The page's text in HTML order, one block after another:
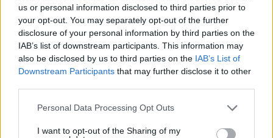
us or personal information disclosed to third parties prior to
your opt-out. You may separately opt-out of the further
disclosure of your personal information by third parties on the
IAB’s list of downstream participants. This information may
also be disclosed by us to third parties on the IAB’s List of
Downstream Participants that may further disclose it to other
Please note that this website/app uses one or more Google
not limited to your visit or usage behaviour. You may click to
Personal Data Processing Opt Outs
I want to opt-out of the Sharing of my